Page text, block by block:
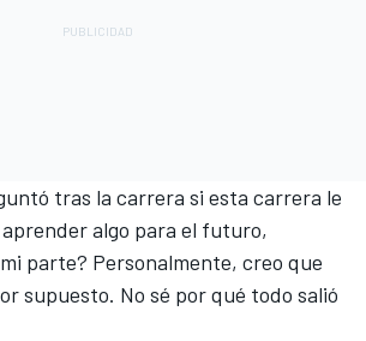
tras la carrera si esta carrera le
algo para el futuro,
parte? Personalmente, creo que
supuesto. No sé por qué todo salió